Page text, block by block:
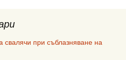
свалячи при съблазняване на